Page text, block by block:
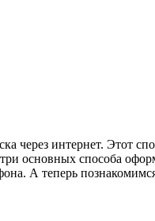
интернет. Этот
основных способа
А теперь